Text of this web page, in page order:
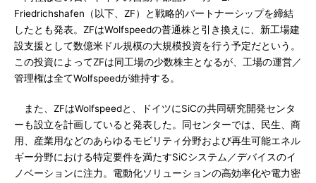
Friedrichshafen（以下、ZF）と戦略的パートナーシップを締結
したとも発表。ZFはWolfspeedの普通株と引き換えに、新工場建
設支援として数億米ドル規模の大規模投資を行う予定だという。
この投資によってZFは同工場の少数株主となるが、工場の運営／
管理権は全てWolfspeedが維持する。
また、ZFはWolfspeedと、ドイツにSiCの共同研究開発センタ
ーも設立を計画していると発表した。同センターでは、民生、商
用、産業用などのあらゆるモビリティ分野および再生可能エネル
ギー分野における特定要件を満たすSiCシステム／デバイスのイ
ノベーションに注力。電動化ソリューションの高効率化や電力密